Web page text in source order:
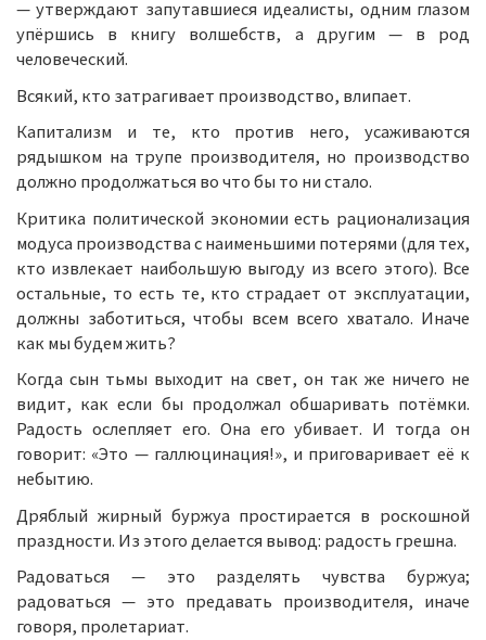
— утверждают запутавшиеся идеалисты, одним глазом
упёршись в книгу волшебств, а другим — в род
человеческий.
Всякий, кто затрагивает производство, влипает.
Капитализм и те, кто против него, усаживаются
рядышком на трупе производителя, но производство
должно продолжаться во что бы то ни стало.
Критика политической экономии есть рационализация
модуса производства с наименьшими потерями (для тех,
кто извлекает наибольшую выгоду из всего этого). Все
остальные, то есть те, кто страдает от эксплуатации,
должны заботиться, чтобы всем всего хватало. Иначе
как мы будем жить?
Когда сын тьмы выходит на свет, он так же ничего не
видит, как если бы продолжал обшаривать потёмки.
Радость ослепляет его. Она его убивает. И тогда он
говорит: «Это — галлюцинация!», и приговаривает её к
небытию.
Дряблый жирный буржуа простирается в роскошной
праздности. Из этого делается вывод: радость грешна.
Радоваться — это разделять чувства буржуа;
радоваться — это предавать производителя, иначе
говоря, пролетариат.